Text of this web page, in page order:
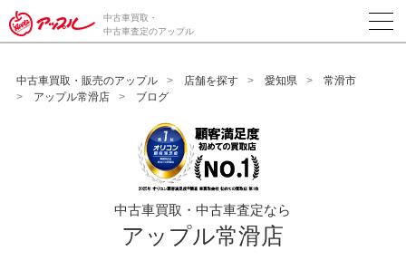
/*ABテスト_新規査定フォームの為のCVボタン*/
中古車買取・
中古車査定のアップル
中古車買取・販売のアップル 店舗を探す 愛知県
常滑市
アップル常滑店
ブログ
中古車買取・中古車査定なら
アップル常滑店